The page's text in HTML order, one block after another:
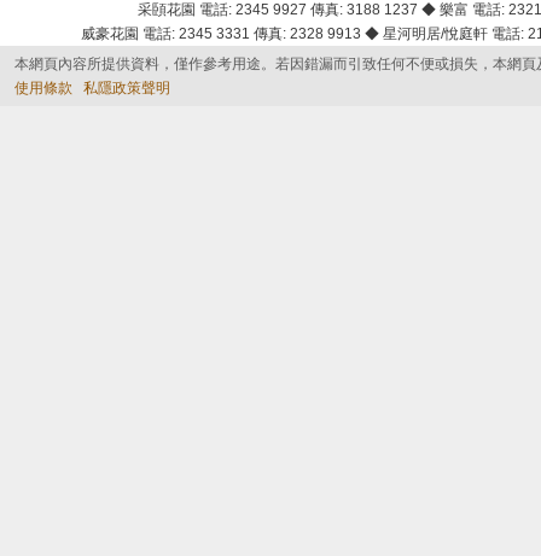
采頣花園 電話: 2345 9927 傳真: 3188 1237 ◆ 樂富 電話:
威豪花園 電話: 2345 3331 傳真: 2328 9913 ◆ 星河明居/悅庭軒 電話
本網頁內容所提供資料，僅作參考用途。若因錯漏而引致任何不便或損失，本網
使用條款
私隱政策聲明